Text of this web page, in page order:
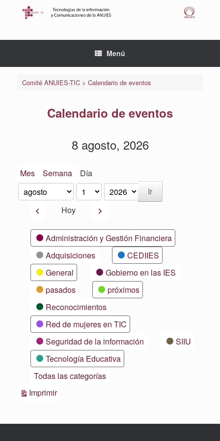
Menú
Comité ANUIES-TIC> Calendario de eventos
Calendario de eventos
8 agosto, 2026
Mes Semana Día
Mes
Día
Año
AnteriorHoy Siguiente
CategoríasAdministración y Gestión Financiera
Adquisiciones
CEDIIES
General
Gobierno en las IES
pasados
próximos
Reconocimientos
Red de mujeres en TIC
Seguridad de la información
SIIU
Tecnología Educativa
Todas las categorías
ImprimirVistas